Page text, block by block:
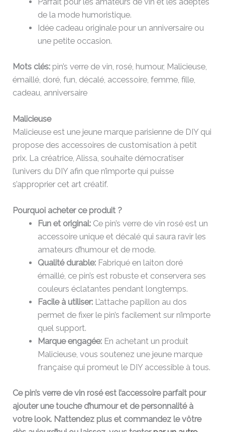
de la mode humoristique.
Idée cadeau originale pour un anniversaire ou
une petite occasion.
Mots clés: pin’s verre de vin, rosé, humour, Malicieuse,
émaillé, doré, fun, décalé, accessoire, femme, fille,
cadeau, anniversaire
Malicieuse
Malicieuse est une jeune marque parisienne de DIY qui
propose des accessoires de customisation à petit
prix. La créatrice, Alissa, souhaite démocratiser
l’univers du DIY afin que n’importe qui puisse
s’approprier cet art créatif.
Pourquoi acheter ce produit ?
Fun et original:Ce pin’s verre de vin rosé est un
accessoire unique et décalé qui saura ravir les
amateurs d’humour et de mode.
Qualité durable:Fabriqué en laiton doré
émaillé, ce pin’s est robuste et conservera ses
couleurs éclatantes pendant longtemps.
Facile à utiliser:L’attache papillon au dos
permet de fixer le pin’s facilement sur n’importe
quel support.
Marque engagée:En achetant un produit
Malicieuse, vous soutenez une jeune marque
française qui promeut le DIY accessible à tous.
Ce pin’s verre de vin rosé est l’accessoire parfait pour
ajouter une touche d’humour et de personnalité à
votre look. N’attendez plus et commandez le vôtre